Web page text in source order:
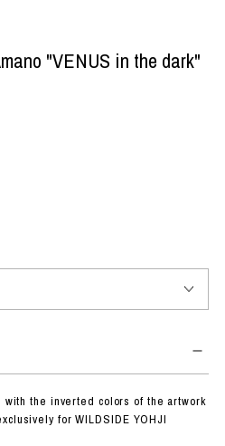
"VENUS in the dark"
the inverted colors of the artwork
for WILDSIDE YOHJI